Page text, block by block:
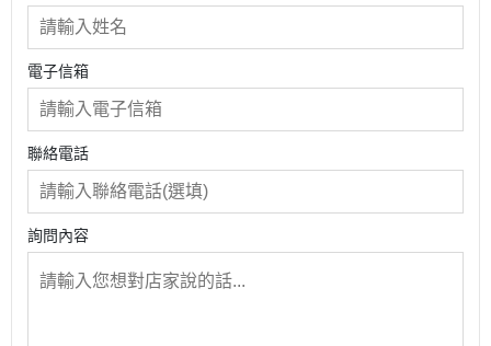
電子信箱
聯絡電話
詢問內容